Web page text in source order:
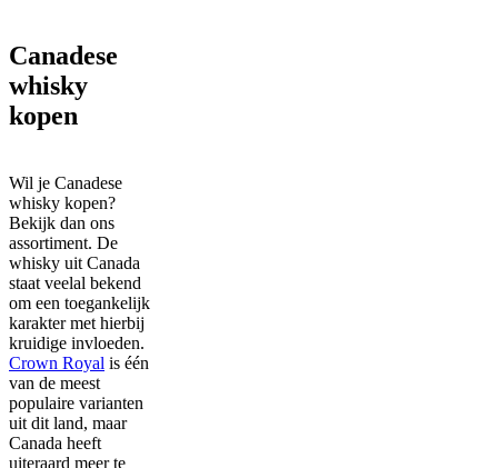
Canadese
whisky
kopen
Wil je Canadese
whisky kopen?
Bekijk dan ons
assortiment. De
whisky uit Canada
staat veelal bekend
om een toegankelijk
karakter met hierbij
kruidige invloeden.
Crown Royal is één
van de meest
populaire varianten
uit dit land, maar
Canada heeft
uiteraard meer te